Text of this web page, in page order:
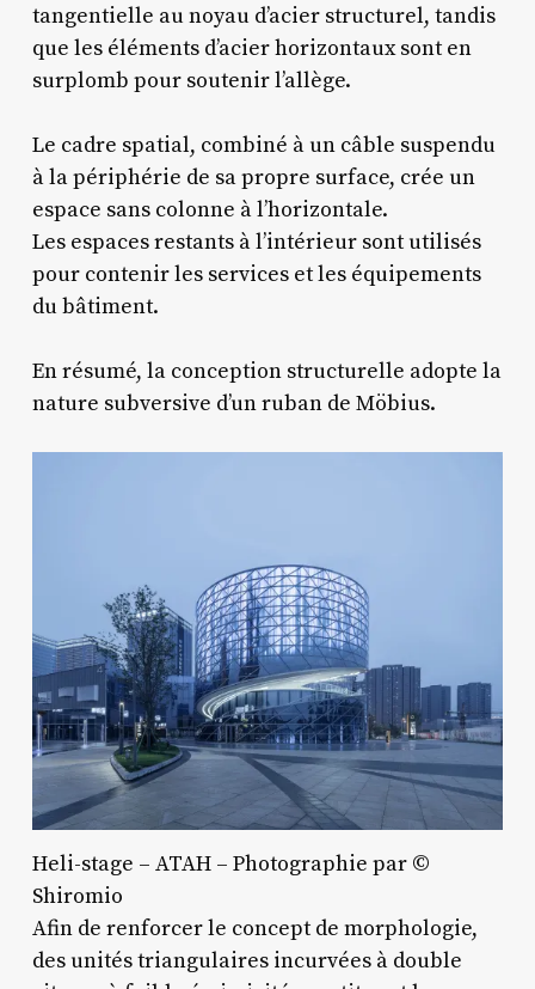
tangentielle au noyau d’acier structurel, tandis
que les éléments d’acier horizontaux sont en
surplomb pour soutenir l’allège.
Le cadre spatial, combiné à un câble suspendu
à la périphérie de sa propre surface, crée un
espace sans colonne à l’horizontale.
Les espaces restants à l’intérieur sont utilisés
pour contenir les services et les équipements
du bâtiment.
En résumé, la conception structurelle adopte la
nature subversive d’un ruban de Möbius.
Heli-stage – ATAH – Photographie par ©
Shiromio
Afin de renforcer le concept de morphologie,
des unités triangulaires incurvées à double